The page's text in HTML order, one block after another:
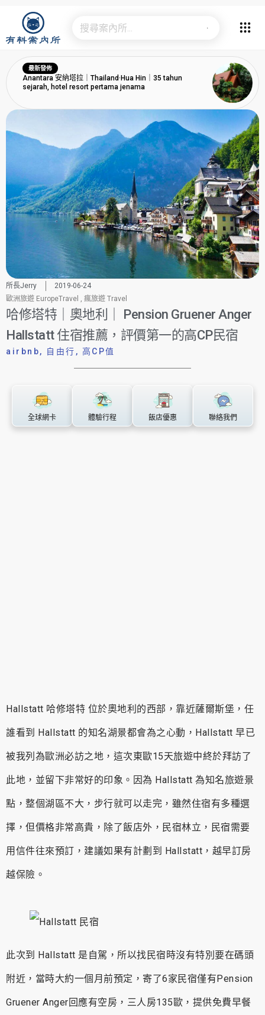
最新發佈
Anantara 安納塔拉｜Thailand·Hua Hin｜35 tahun
sejarah, hotel resort pertama jenama
所長Jerry
2019-06-24
歐洲旅遊 EuropeTravel , 瘋旅遊 Travel
哈修塔特｜奧地利｜ Pension Gruener Anger
Hallstatt 住宿推薦，評價第一的高CP民宿
airbnb, 自由行 , 高CP值
全球網卡 體驗行程 飯店優惠 聯絡我們
Hallstatt 哈修塔特 位於奧地利的西部，靠近薩爾斯堡，任
誰看到 Hallstatt 的知名湖景都會為之心動，Hallstatt 早已
被我列為歐洲必訪之地，這次東歐15天旅遊中終於拜訪了
此地，並留下非常好的印象。因為 Hallstatt 為知名旅遊景
點，整個湖區不大，步行就可以走完，雖然住宿有多種選
擇，但價格非常高貴，除了飯店外，民宿林立，民宿需要
用信件往來預訂，建議如果有計劃到 Hallstatt，越早訂房
越保險。
此次到 Hallstatt 是自駕，所以找民宿時沒有特別要在碼頭
附近，當時大約一個月前預定，寄了6家民宿僅有Pension
Gruener Anger回應有空房，三人房135歐，提供免費早餐